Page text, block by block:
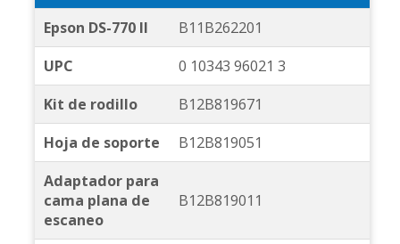
Epson DS-770 II
B11B262201
UPC
0 10343 96021 3
Kit de rodillo
B12B819671
Hoja de soporte
B12B819051
Adaptador para
cama plana de
escaneo
B12B819011